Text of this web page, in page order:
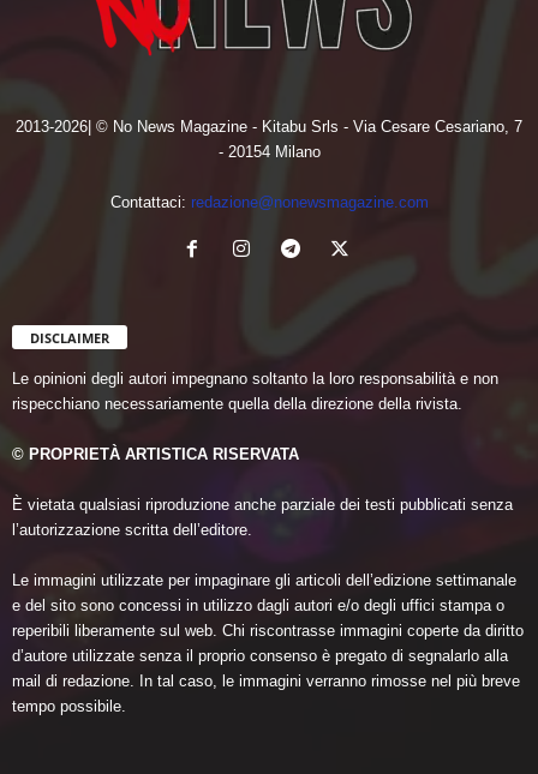
2013-2026| © No News Magazine - Kitabu Srls - Via Cesare Cesariano, 7
- 20154 Milano
Contattaci: redazione@nonewsmagazine.com
DISCLAIMER
Le opinioni degli autori impegnano soltanto la loro responsabilità e non
rispecchiano necessariamente quella della direzione della rivista.
© PROPRIETÀ ARTISTICA RISERVATA
È vietata qualsiasi riproduzione anche parziale dei testi pubblicati senza
l’autorizzazione scritta dell’editore.
Le immagini utilizzate per impaginare gli articoli dell’edizione settimanale
e del sito sono concessi in utilizzo dagli autori e/o degli uffici stampa o
reperibili liberamente sul web. Chi riscontrasse immagini coperte da diritto
d’autore utilizzate senza il proprio consenso è pregato di segnalarlo alla
mail di redazione. In tal caso, le immagini verranno rimosse nel più breve
tempo possibile.